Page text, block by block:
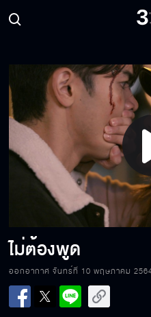
ไม่ต้องพูด
ออกอากาศ จันทร์ที่ 10 พฤษภาคม
เอาตัวเ
ผมรู้ว่า
พราวมุ